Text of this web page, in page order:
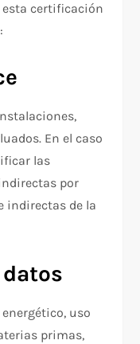
esta certificación
En el caso
las
por
indirectas de la
uso
primas,